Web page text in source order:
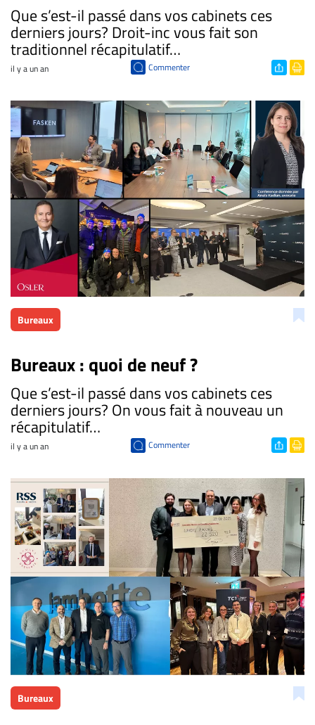
​Que s’est-il passé dans vos cabinets ces
derniers jours? Droit-inc vous fait son
traditionnel récapitulatif…
il y a un an Commenter
Bureaux
Bureaux : quoi de neuf ?
​Que s’est-il passé dans vos cabinets ces
derniers jours? On vous fait à nouveau un
récapitulatif…
il y a un an Commenter
Bureaux